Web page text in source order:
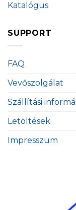
Katalógus
SUPPORT
FAQ
Vevőszolgálat
Szállítási
Letöltések
Impresszum